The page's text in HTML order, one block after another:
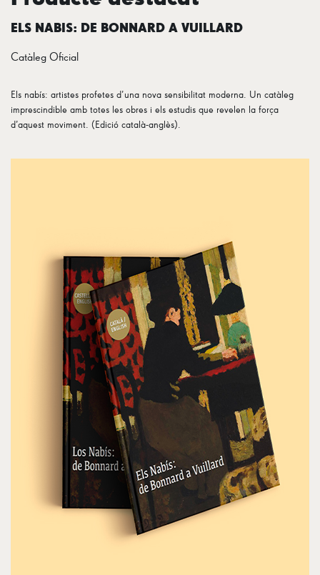
ELS NABIS: DE BONNARD A VUILLARD
Catàleg Oficial
Els nabís: artistes profetes d’una nova sensibilitat moderna. Un catàleg
imprescindible amb totes les obres i els estudis que revelen la força
d’aquest moviment. (Edició català-anglès).